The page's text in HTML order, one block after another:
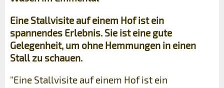
Eine Stallvisite auf einem Hof ist ein
spannendes Erlebnis. Sie ist eine gute
Gelegenheit, um ohne Hemmungen in einen
Stall zu schauen.
"Eine Stallvisite auf einem Hof ist ein